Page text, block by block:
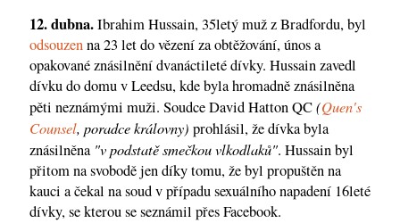
12. dubna.Ibrahim Hussain, 35letý muž z Bradfordu, byl
odsouzenna 23 let do vězení za obtěžování, únos a
opakované znásilnění dvanáctileté dívky. Hussain zavedl
dívku do domu v Leedsu, kde byla hromadně znásilněna
pěti neznámými muži. Soudce David Hatton QC(Quen's
Counsel, poradce královny) prohlásil, že dívka byla
znásilněna "v podstatě smečkou vlkodlaků". Hussain byl
přitom na svobodě jen díky tomu, že byl propuštěn na
kauci a čekal na soud v případu sexuálního napadení 16leté
dívky, se kterou se seznámil přes Facebook.